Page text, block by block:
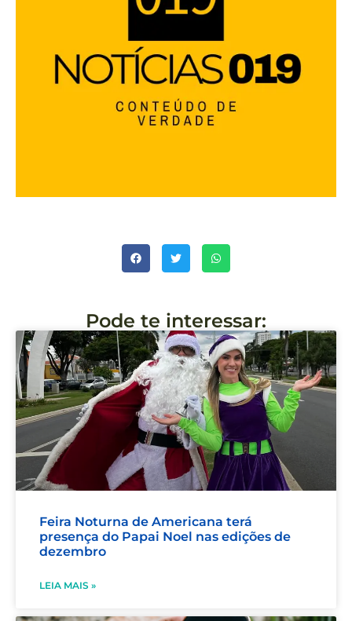
Pode te interessar:
Feira Noturna de Americana terá
presença do Papai Noel nas edições de
dezembro
LEIA MAIS »